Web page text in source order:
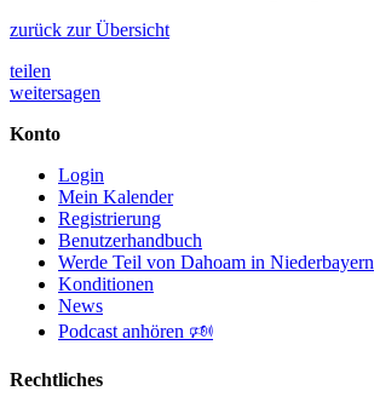
zurück zur Übersicht
teilen
weitersagen
Konto
Login
Mein Kalender
Registrierung
Benutzerhandbuch
Werde Teil von Dahoam in Niederbayern
Konditionen
News
Podcast anhören 🕬
Rechtliches